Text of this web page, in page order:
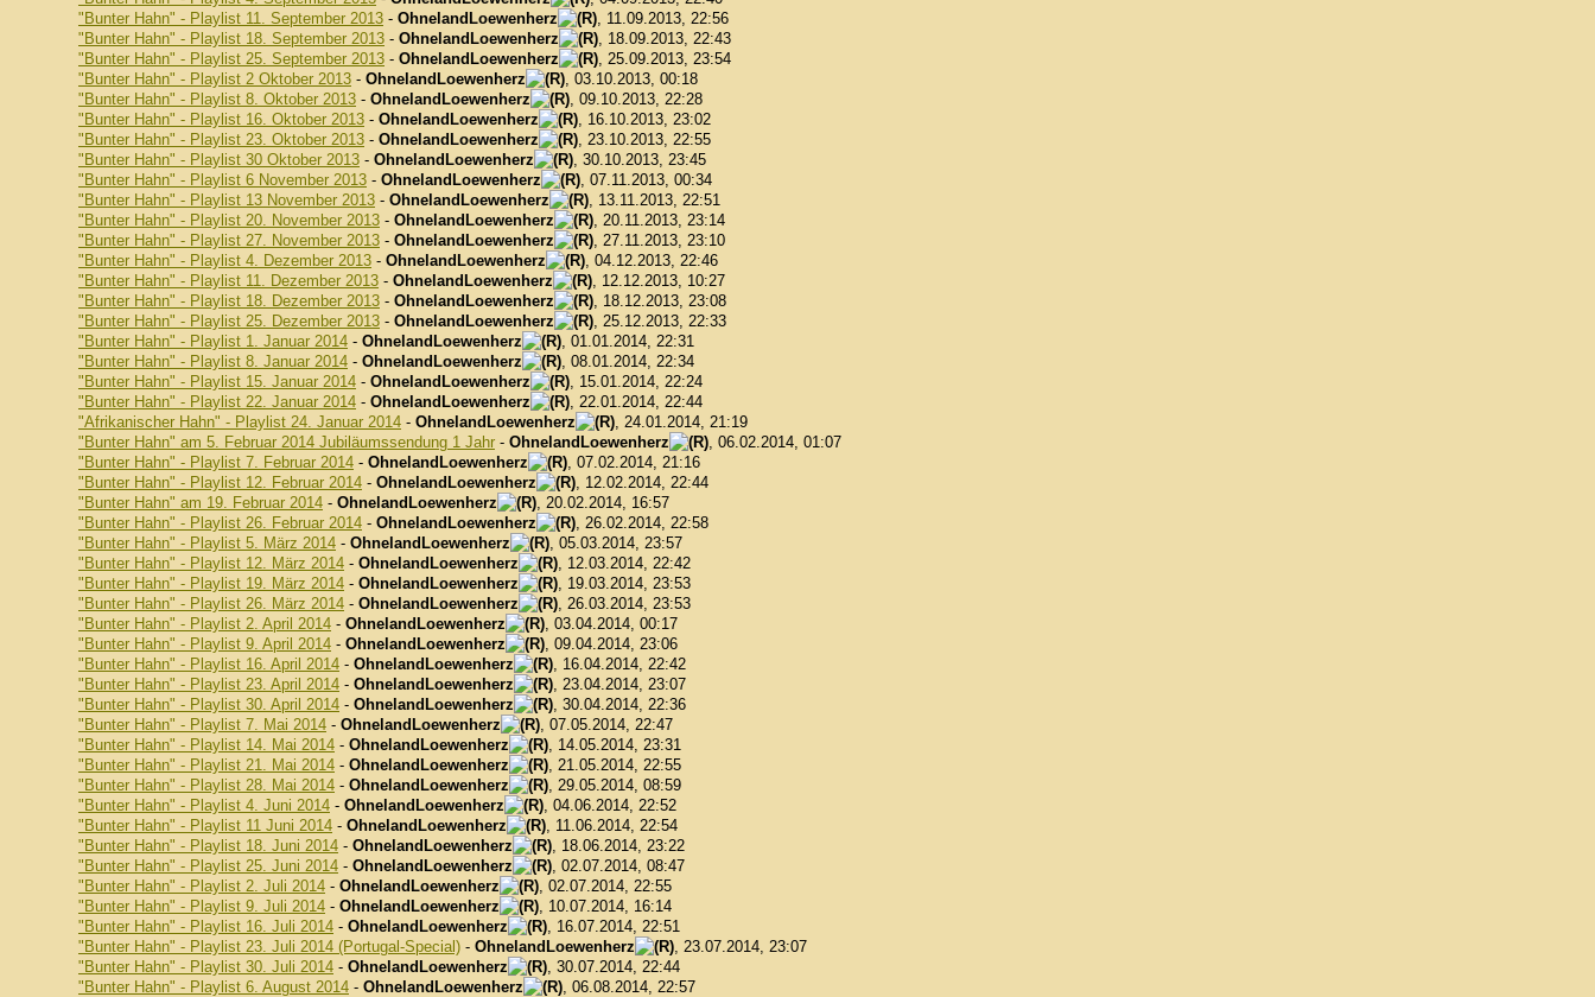
"Bunter Hahn" - Playlist 11. September 2013 - OhnelandLoewenherz
, 11.09.2013, 22:56
"Bunter Hahn" - Playlist 18. September 2013 - OhnelandLoewenherz
, 18.09.2013, 22:43
"Bunter Hahn" - Playlist 25. September 2013 - OhnelandLoewenherz
, 25.09.2013, 23:54
"Bunter Hahn" - Playlist 2 Oktober 2013 - OhnelandLoewenherz
, 03.10.2013, 00:18
"Bunter Hahn" - Playlist 8. Oktober 2013 - OhnelandLoewenherz
, 09.10.2013, 22:28
"Bunter Hahn" - Playlist 16. Oktober 2013 - OhnelandLoewenherz
, 16.10.2013, 23:02
"Bunter Hahn" - Playlist 23. Oktober 2013 - OhnelandLoewenherz
, 23.10.2013, 22:55
"Bunter Hahn" - Playlist 30 Oktober 2013 - OhnelandLoewenherz
, 30.10.2013, 23:45
"Bunter Hahn" - Playlist 6 November 2013 - OhnelandLoewenherz
, 07.11.2013, 00:34
"Bunter Hahn" - Playlist 13 November 2013 - OhnelandLoewenherz
, 13.11.2013, 22:51
"Bunter Hahn" - Playlist 20. November 2013 - OhnelandLoewenherz
, 20.11.2013, 23:14
"Bunter Hahn" - Playlist 27. November 2013 - OhnelandLoewenherz
, 27.11.2013, 23:10
"Bunter Hahn" - Playlist 4. Dezember 2013 - OhnelandLoewenherz
, 04.12.2013, 22:46
"Bunter Hahn" - Playlist 11. Dezember 2013 - OhnelandLoewenherz
, 12.12.2013, 10:27
"Bunter Hahn" - Playlist 18. Dezember 2013 - OhnelandLoewenherz
, 18.12.2013, 23:08
"Bunter Hahn" - Playlist 25. Dezember 2013 - OhnelandLoewenherz
, 25.12.2013, 22:33
"Bunter Hahn" - Playlist 1. Januar 2014 - OhnelandLoewenherz
, 01.01.2014, 22:31
"Bunter Hahn" - Playlist 8. Januar 2014 - OhnelandLoewenherz
, 08.01.2014, 22:34
"Bunter Hahn" - Playlist 15. Januar 2014 - OhnelandLoewenherz
, 15.01.2014, 22:24
"Bunter Hahn" - Playlist 22. Januar 2014 - OhnelandLoewenherz
, 22.01.2014, 22:44
"Afrikanischer Hahn" - Playlist 24. Januar 2014 - OhnelandLoewenherz
, 24.01.2014, 21:19
"Bunter Hahn" am 5. Februar 2014 Jubiläumssendung 1 Jahr - OhnelandLoewenherz
, 06.02.2014, 01:07
"Bunter Hahn" - Playlist 7. Februar 2014 - OhnelandLoewenherz
, 07.02.2014, 21:16
"Bunter Hahn" - Playlist 12. Februar 2014 - OhnelandLoewenherz
, 12.02.2014, 22:44
"Bunter Hahn" am 19. Februar 2014 - OhnelandLoewenherz
, 20.02.2014, 16:57
"Bunter Hahn" - Playlist 26. Februar 2014 - OhnelandLoewenherz
, 26.02.2014, 22:58
"Bunter Hahn" - Playlist 5. März 2014 - OhnelandLoewenherz
, 05.03.2014, 23:57
"Bunter Hahn" - Playlist 12. März 2014 - OhnelandLoewenherz
, 12.03.2014, 22:42
"Bunter Hahn" - Playlist 19. März 2014 - OhnelandLoewenherz
, 19.03.2014, 23:53
"Bunter Hahn" - Playlist 26. März 2014 - OhnelandLoewenherz
, 26.03.2014, 23:53
"Bunter Hahn" - Playlist 2. April 2014 - OhnelandLoewenherz
, 03.04.2014, 00:17
"Bunter Hahn" - Playlist 9. April 2014 - OhnelandLoewenherz
, 09.04.2014, 23:06
"Bunter Hahn" - Playlist 16. April 2014 - OhnelandLoewenherz
, 16.04.2014, 22:42
"Bunter Hahn" - Playlist 23. April 2014 - OhnelandLoewenherz
, 23.04.2014, 23:07
"Bunter Hahn" - Playlist 30. April 2014 - OhnelandLoewenherz
, 30.04.2014, 22:36
"Bunter Hahn" - Playlist 7. Mai 2014 - OhnelandLoewenherz
, 07.05.2014, 22:47
"Bunter Hahn" - Playlist 14. Mai 2014 - OhnelandLoewenherz
, 14.05.2014, 23:31
"Bunter Hahn" - Playlist 21. Mai 2014 - OhnelandLoewenherz
, 21.05.2014, 22:55
"Bunter Hahn" - Playlist 28. Mai 2014 - OhnelandLoewenherz
, 29.05.2014, 08:59
"Bunter Hahn" - Playlist 4. Juni 2014 - OhnelandLoewenherz
, 04.06.2014, 22:52
"Bunter Hahn" - Playlist 11 Juni 2014 - OhnelandLoewenherz
, 11.06.2014, 22:54
"Bunter Hahn" - Playlist 18. Juni 2014 - OhnelandLoewenherz
, 18.06.2014, 23:22
"Bunter Hahn" - Playlist 25. Juni 2014 - OhnelandLoewenherz
, 02.07.2014, 08:47
"Bunter Hahn" - Playlist 2. Juli 2014 - OhnelandLoewenherz
, 02.07.2014, 22:55
"Bunter Hahn" - Playlist 9. Juli 2014 - OhnelandLoewenherz
, 10.07.2014, 16:14
"Bunter Hahn" - Playlist 16. Juli 2014 - OhnelandLoewenherz
, 16.07.2014, 22:51
"Bunter Hahn" - Playlist 23. Juli 2014 (Portugal-Special) - OhnelandLoewenherz
, 23.07.2014, 23:07
"Bunter Hahn" - Playlist 30. Juli 2014 - OhnelandLoewenherz
, 30.07.2014, 22:44
"Bunter Hahn" - Playlist 6. August 2014 - OhnelandLoewenherz
, 06.08.2014, 22:57